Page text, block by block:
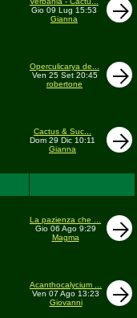
Gio 09 Lug 15:53
Gianna
Operculicarya de...
Ven 25 Set 20:45
robertone
Cactus & Suc...
Dom 29 Dic 10:11
Gianna
La pazienza che ...
Gio 06 Ago 9:29
Magma
Acanthocalycium ...
Ven 07 Ago 13:23
Giovanni